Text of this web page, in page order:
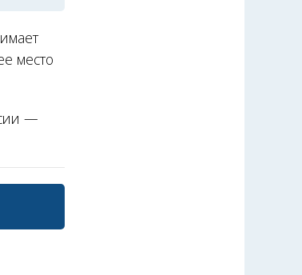
место
—